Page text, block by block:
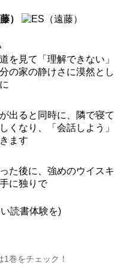
）
を見て「理解できない」
の家の静けさに漠然とし
出ると同時に、隣で寝て
くなり、「会話しよう」
ます
た後に、強めのウイスキ
に独りで
読書体験を)
巻をチェック！